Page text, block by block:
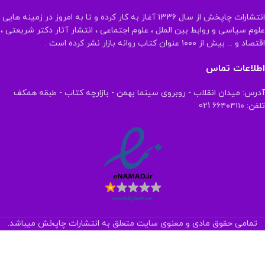
انتشارات چاپخش از سال ۱۳۳۶ آغاز به کار کرده و تا به امروز در زمینه هایی
علوم سیاسی و روابط بین الملل ، علوم اجتماعی ، انتشار آثار دکتر شریعتی ،
اقتصاد و ... بیش از ۱۰۰۰ عنوان کتاب روانه بازار نشر کرده است .
اطلاعات تماس
آدرس: میدان انقلاب - روبروی سینما بهمن - بازارچه کتاب - طبقه همکف
تلفن: ۶۶۴۰۴۱۱۰ 021
تمامی حقوق مادی و معنوی سایت متعلق به انتشارات چاپخش میباشد.